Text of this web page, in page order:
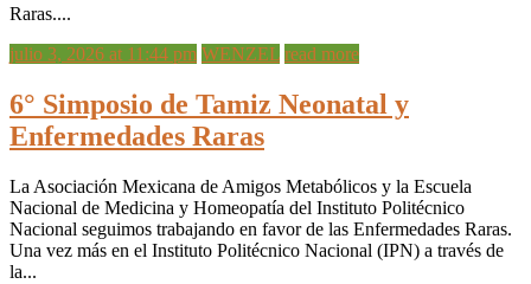
Raras....
julio 3, 2026 at 11:44 pm WENZEL read more
6° Simposio de Tamiz Neonatal y
Enfermedades Raras
La Asociación Mexicana de Amigos Metabólicos y la Escuela
Nacional de Medicina y Homeopatía del Instituto Politécnico
Nacional seguimos trabajando en favor de las Enfermedades Raras.
Una vez más en el Instituto Politécnico Nacional (IPN) a través de
la...